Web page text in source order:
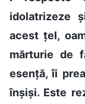
idolatrizeze
acest țel,
mărturie de
esență, îi
înșiși. Este